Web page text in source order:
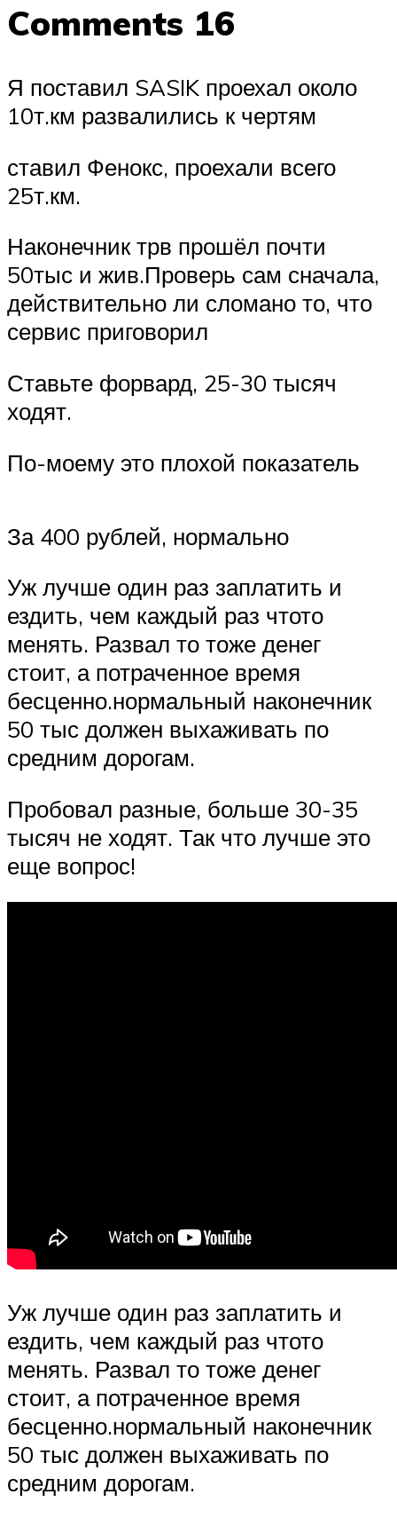
Comments 16
Я поставил SASIK проехал около
10т.км развалились к чертям
ставил Фенокс, проехали всего
25т.км.
Наконечник трв прошёл почти
50тыс и жив.Проверь сам сначала,
действительно ли сломано то, что
сервис приговорил
Ставьте форвард, 25-30 тысяч
ходят.
По-моему это плохой показатель
За 400 рублей, нормально
Уж лучше один раз заплатить и
ездить, чем каждый раз чтото
менять. Развал то тоже денег
стоит, а потраченное время
бесценно.нормальный наконечник
50 тыс должен выхаживать по
средним дорогам.
Пробовал разные, больше 30-35
тысяч не ходят. Так что лучше это
еще вопрос!
Уж лучше один раз заплатить и
ездить, чем каждый раз чтото
менять. Развал то тоже денег
стоит, а потраченное время
бесценно.нормальный наконечник
50 тыс должен выхаживать по
средним дорогам.